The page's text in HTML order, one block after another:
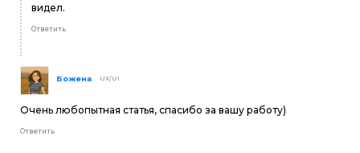
видел.
Ответить
Божена UX/UI
Очень любопытная статья, спасибо за вашу работу)
Ответить